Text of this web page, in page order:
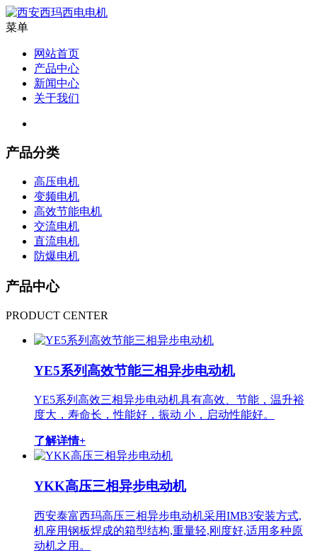
菜单
网站首页
产品中心
新闻中心
关于我们
产品分类
高压电机
变频电机
高效节能电机
交流电机
直流电机
防爆电机
产品中心
PRODUCT CENTER
YE5系列高效节能三相异步电动机
YE5系列高效三相异步电动机具有高效、节能，温升裕
度大，寿命长，性能好，振动 小，启动性能好。
了解详情+
YKK高压三相异步电动机
西安泰富西玛高压三相异步电动机采用IMB3安装方式,
机座用钢板焊成的箱型结构,重量轻,刚度好,适用多种原
动机之用。